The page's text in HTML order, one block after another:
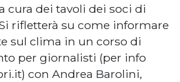
cura dei tavoli dei soci di
rifletterà su come informare
sul clima in un corso di
per giornalisti (per info
) con Andrea Barolini,